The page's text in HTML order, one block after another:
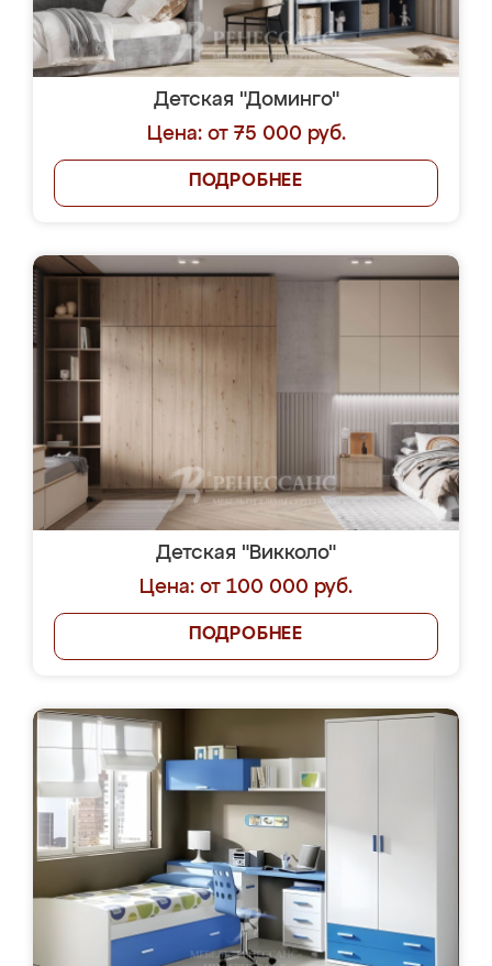
Детская "Доминго"
Цена: от 75 000 руб.
ПОДРОБНЕЕ
Детская "Викколо"
Цена: от 100 000 руб.
ПОДРОБНЕЕ